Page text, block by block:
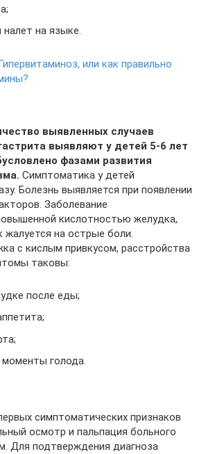
на языке.
или как правильно
выявленных случаев
выявляют у детей 5-6 лет
фазами развития
Симптоматика у детей
Болезнь выявляется при появлении
Заболевание
кислотностью желудка,
жалуется на острые боли.
с кислым привкусом, расстройства
таковы:
после еды;
голода.
симптоматических признаков
осмотр и пальпация больного
Для подтверждения диагноза